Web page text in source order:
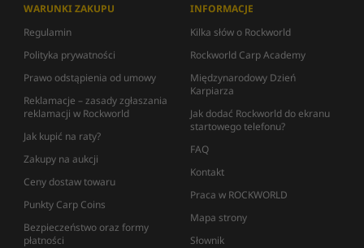
WARUNKI ZAKUPU
Regulamin
Polityka prywatności
Prawo odstąpienia od umowy
Reklamacje – zasady zgłaszania
reklamacji w Rockworld
Jak kupić na raty?
Zakupy na aukcji
Ceny dostaw towaru
Punkty Carp Coins
Bezpieczeństwo oraz formy
płatności
INFORMACJE
Kilka słów o Rockworld
Rockworld Carp Academy
Międzynarodowy Dzień
Karpiarza
Jak dodać Rockworld do ekranu
startowego telefonu?
FAQ
Kontakt
Praca w ROCKWORLD
Mapa strony
Słownik